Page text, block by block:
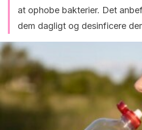
at ophobe bakterier. Det
dem dagligt og desinficere